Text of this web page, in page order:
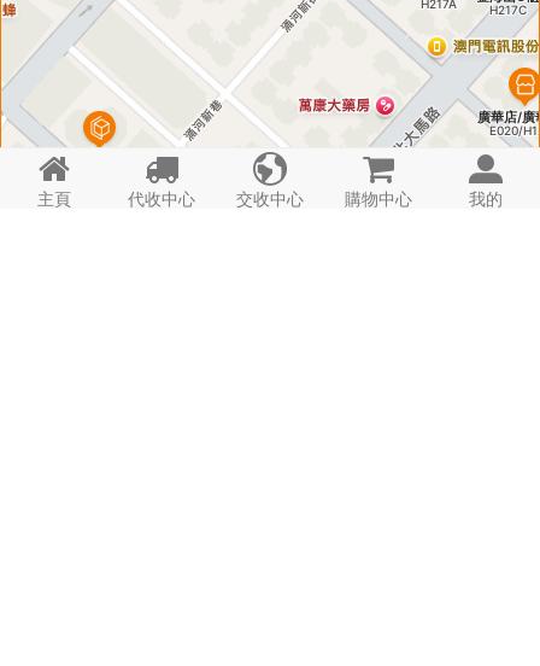

主頁

代收中心

交收中心

購物中心

我的